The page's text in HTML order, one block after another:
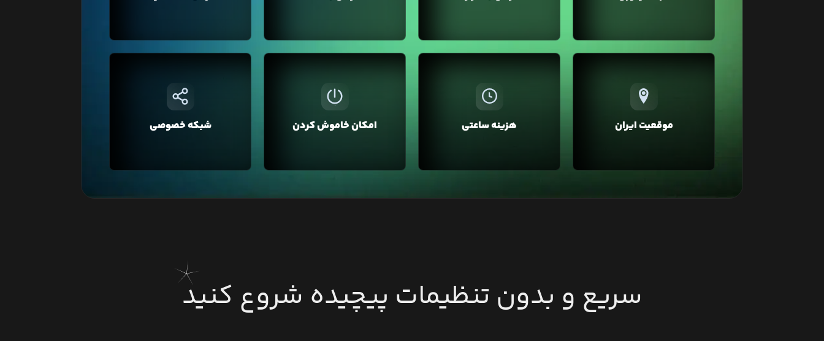
موقعیت ایران
ایران ارائه می‌شوند که در مقایسه با
موقعیت خارج، خطر تحریم و افزایش
زیاد قیمت‌ها بر اثر نرخ دلار را نخواهند
داشت. همچنین در موقعیت ایران به
هزینه ساعتی
ساعتی از اعتبار کیف پول کسر می‌شود،
بنابراین نیازی به پرداخت ماهانه یا
سالانه نیست. همچنین می‌توانید
سرویس‌ها را برای چند ساعت تهیه
امکان خاموش کردن
و نیاز نباشد تا این سرویس همیشه
روشن و قابل استفاده باشد به همین
منظور در لیارا امکان خاموش کردن
سرویس وجود دارد تا آن را خاموش
شبکه خصوصی
پیشفرض در یک شبکه خصوصی قرار
دارد که با این ویژگی شما می‌توانید
دسترسی به دیتابیس‌تان را فقط
محدود به وبسایت خود کنید و یا در
سریع و بدون تنظیمات پیچیده شروع کنید